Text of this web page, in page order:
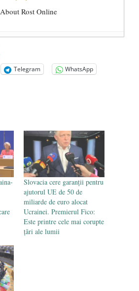
About Rost Online
despre
Ucrainei, Volodymyr
- 13 mai 2026
Națiunea
produce efecte. Bustul
Goga, înlăturat din Iași
Telegram
WhatsApp
Slovacia cere garanții pentru
ajutorul UE de 50 de
miliarde de euro alocat
Ucrainei. Premierul Fico:
Este printre cele mai corupte
ţări ale lumii